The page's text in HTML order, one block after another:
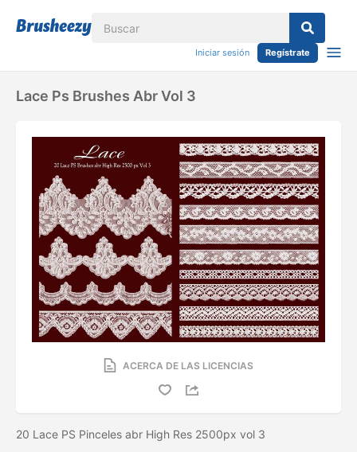
Iniciar sesión Regístrate
Lace Ps Brushes Abr Vol 3
ACERCA DE LAS LICENCIAS
20 Lace PS Pinceles abr High Res 2500px vol 3